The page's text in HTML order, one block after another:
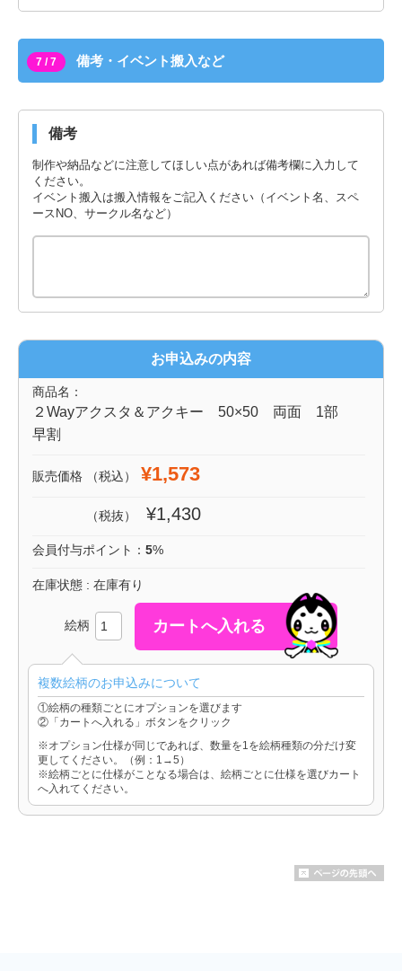
7 / 7 備考・イベント搬入など
備考
制作や納品などに注意してほしい点があれば備考欄に入力して
ください。
イベント搬入は搬入情報をご記入ください（イベント名、スペ
ースNO、サークル名など）
お申込みの内容
商品名：
２Wayアクスタ＆アクキー 50×50 両面 1部
早割
販売価格 （税込） ¥1,573
（税抜） ¥1,430
会員付与ポイント： 5%
在庫状態 : 在庫有り
絵柄
複数絵柄のお申込みについて
①絵柄の種類ごとにオプションを選びます
②「カートへ入れる」ボタンをクリック
※オプション仕様が同じであれば、数量を1を絵柄種類の分だけ変
更してください。（例：1→5）
※絵柄ごとに仕様がことなる場合は、絵柄ごとに仕様を選びカート
へ入れてください。